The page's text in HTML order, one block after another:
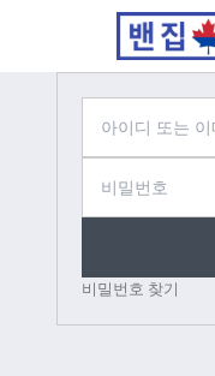
비밀번호 찾기